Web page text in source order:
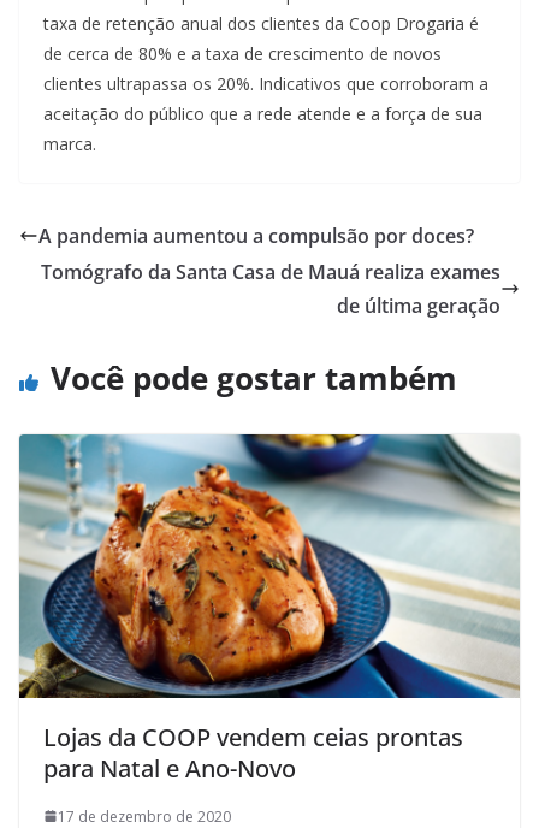
taxa de retenção anual dos clientes da Coop Drogaria é
de cerca de 80% e a taxa de crescimento de novos
clientes ultrapassa os 20%. Indicativos que corroboram a
aceitação do público que a rede atende e a força de sua
marca.
A pandemia aumentou a compulsão por doces?
Tomógrafo da Santa Casa de Mauá realiza exames
de última geração
Você pode gostar também
Lojas da COOP vendem ceias prontas
para Natal e Ano-Novo
17 de dezembro de 2020